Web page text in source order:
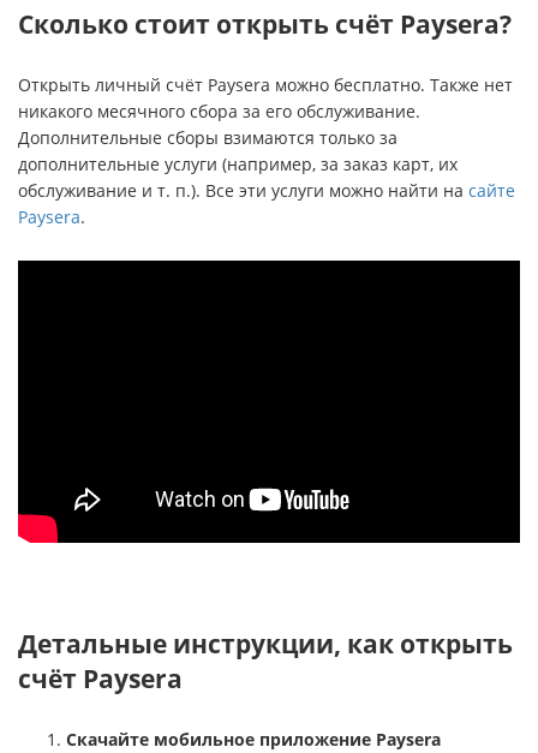
Сколько стоит открыть счёт Paysera?
Открыть личный счёт Paysera можно бесплатно. Также нет
никакого месячного сбора за его обслуживание.
Дополнительные сборы взимаются только за
дополнительные услуги (например, за заказ карт, их
обслуживание и т. п.). Все эти услуги можно найти на сайте
Paysera.
Детальные инструкции, как открыть
счёт Paysera
Скачайте мобильное приложение Paysera